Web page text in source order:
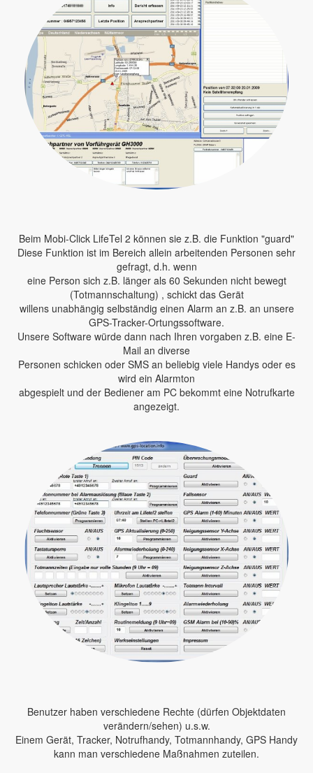
Beim Mobi-Click LifeTel 2 können sie z.B. die Funktion "guard"
Diese Funktion ist im Bereich allein arbeitenden Personen sehr
gefragt, d.h. wenn
eine Person sich z.B. länger als 60 Sekunden nicht bewegt
(Totmannschaltung) , schickt das Gerät
willens unabhängig selbständig einen Alarm an z.B. an unsere
GPS-Tracker-Ortungssoftware.
Unsere Software würde dann nach Ihren vorgaben z.B. eine E-
Mail an diverse
Personen schicken oder SMS an beliebig viele Handys oder es
wird ein Alarmton
abgespielt und der Bediener am PC bekommt eine Notrufkarte
angezeigt.
Benutzer haben verschiedene Rechte (dürfen Objektdaten
verändern/sehen) u.s.w.
Einem Gerät, Tracker, Notrufhandy, Totmannhandy, GPS Handy
kann man verschiedene Maßnahmen zuteilen.